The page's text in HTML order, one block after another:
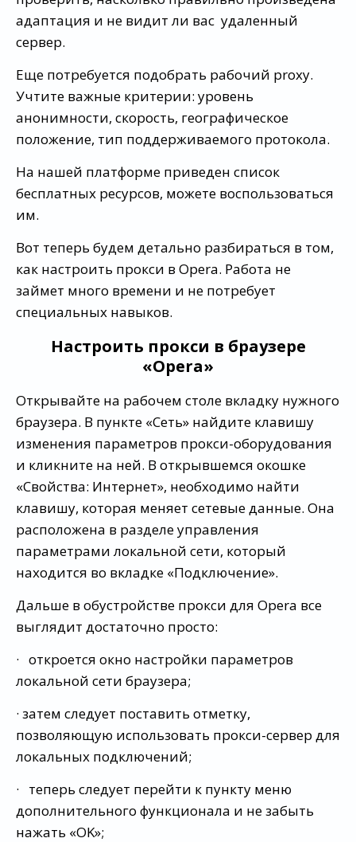
адаптация и не видит ли вас удаленный
сервер.
Еще потребуется подобрать рабочий proxy.
Учтите важные критерии: уровень
анонимности, скорость, географическое
положение, тип поддерживаемого протокола.
На нашей платформе приведен список
бесплатных ресурсов, можете воспользоваться
им.
Вот теперь будем детально разбираться в том,
как настроить прокси в Opera. Работа не
займет много времени и не потребует
специальных навыков.
Настроить прокси в браузере
«Opera»
Открывайте на рабочем столе вкладку нужного
браузера. В пункте «Сеть» найдите клавишу
изменения параметров прокси-оборудования
и кликните на ней. В открывшемся окошке
«Свойства: Интернет», необходимо найти
клавишу, которая меняет сетевые данные. Она
расположена в разделе управления
параметрами локальной сети, который
находится во вкладке «Подключение».
Дальше в обустройстве прокси для Opera все
выглядит достаточно просто:
· откроется окно настройки параметров
локальной сети браузера;
· затем следует поставить отметку,
позволяющую использовать прокси-сервер для
локальных подключений;
· теперь следует перейти к пункту меню
дополнительного функционала и не забыть
нажать «OK»;